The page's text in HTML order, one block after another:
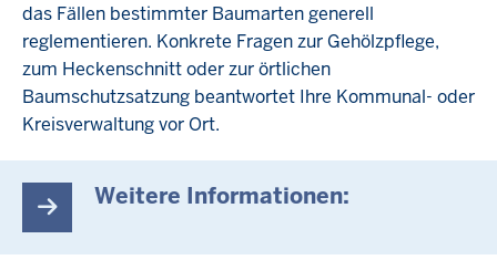
das Fällen bestimmter Baumarten generell
reglementieren. Konkrete Fragen zur Gehölzpflege,
zum Heckenschnitt oder zur örtlichen
Baumschutzsatzung beantwortet Ihre Kommunal- oder
Kreisverwaltung vor Ort.
Weitere Informationen: